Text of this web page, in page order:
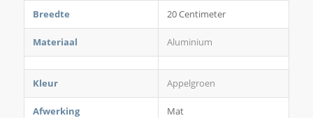
Breedte 20 Centimeter
Materiaal Aluminium
Kleur Appelgroen
Afwerking Mat